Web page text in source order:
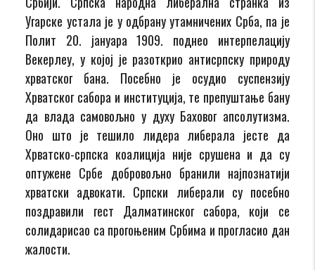
Угарске устала је у одбрану утамничених Срба, па је
Полит 20. јануара 1909. поднео интерпелацију
Векерлеу, у којој је разоткрио антисрпску природу
хрватског бана. Посебно је осудио суспензију
Хрватског сабора и институција, те препуштање бану
да влада самовољно у духу Баховог апсолутизма.
Оно што је тешило лидера либерала јесте да
Хрватско-српска коалиција није срушена и да су
оптужене Србе добровољно бранили најпознатији
хрватски адвокати. Српски либерали су посебно
поздравили гест Далматинског сабора, који се
солидарисао са прогоњеним Србима и прогласио дан
жалости.